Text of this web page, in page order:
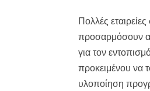
Πολλές
προσαρμόσουν
για τον
προκειμένου να
υλοποίηση